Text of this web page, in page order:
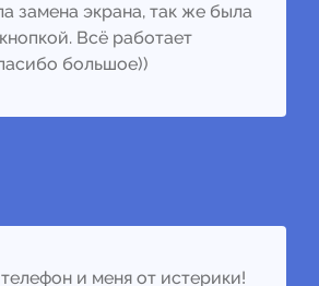
замена экрана, так же была
Всё работает
большое))
и меня от истерики!